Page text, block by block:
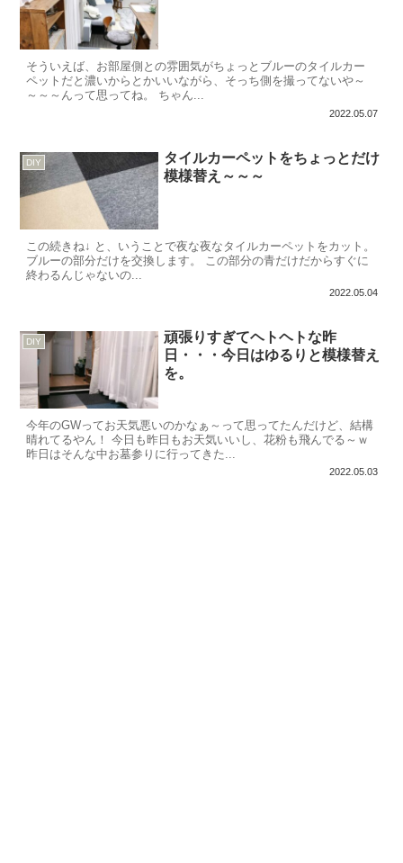
そういえば、お部屋側との雰囲気がちょっとブルーのタイルカー
ペットだと濃いからとかいいながら、そっち側を撮ってないや～
～～～んって思ってね。 ちゃん...
2022.05.07
DIY
タイルカーペットをちょっとだけ
模様替え～～～
この続きね↓ と、いうことで夜な夜なタイルカーペットをカット。
ブルーの部分だけを交換します。 この部分の青だけだからすぐに
終わるんじゃないの...
2022.05.04
DIY
頑張りすぎてヘトヘトな昨
日・・・今日はゆるりと模様替え
を。
今年のGWってお天気悪いのかなぁ～って思ってたんだけど、結構
晴れてるやん！ 今日も昨日もお天気いいし、花粉も飛んでる～ｗ
昨日はそんな中お墓参りに行ってきた...
2022.05.03